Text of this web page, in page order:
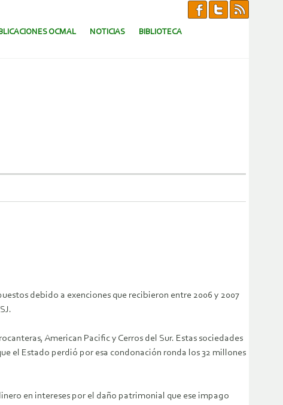
OCMAL NOTICIAS BIBLIOTECA
debido a exenciones que recibieron entre 2006 y 2007
American Pacific y Cerros del Sur. Estas sociedades
el Estado perdió por esa condonación ronda los 32 millones
en intereses por el daño patrimonial que ese impago